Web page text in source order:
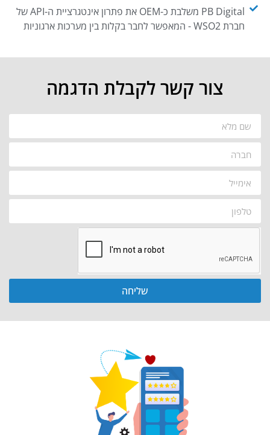
PB Digital משלבת כ-OEM את פתרון אינטגרציית ה-API של
חברת WSO2 - המאפשר לחבר בקלות בין מערכות ארגוניות
צור קשר לקבלת הדגמה
שליחה